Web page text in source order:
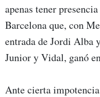
apenas tener
Barcelona que, con
entrada de Jordi Alba
Junior y Vidal, ganó
Ante cierta